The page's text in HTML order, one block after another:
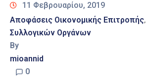
Νέα
Υπηρεσίες
Του
Δήμου
11 Φεβρουαρίου, 2019
Αποφάσεις Οικονομικής Επιτροπής‚
Συλλογικών Οργάνων
By
mioannid
0